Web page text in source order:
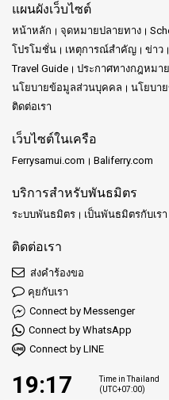
แผนผังเว็บไซต์
หน้าหลัก จุดหมายปลายทาง
โปรโมชั่น
เหตุการณ์สำคัญ ข่าว
Travel Guide
ประกาศทางกฎหมาย
นโยบายข้อมูลส่วนบุคคล
นโยบา
ติดต่อเรา
เว็บไซต์ในเครือ
Ferrysamui.com Baliferry.com
บริการสำหรับพันธมิตร
ระบบพันธมิตร เป็นพันธมิตรกับเรา
ติดต่อเรา
ส่งคำร้องขอ
คุยกับเรา
Connect by Messenger
Connect by WhatsApp
Connect by LINE
19:17
Time in Thailand
(UTC+07:00)